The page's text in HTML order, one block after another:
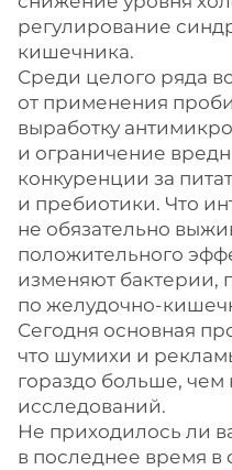
регулирование
кишечника.
Среди целого ряда
от применения
выработку
и ограничение
конкуренции за
и пребиотики. Что
не обязательно
положительного
изменяют бактерии,
по желудочно-
Сегодня основная
что шумихи и
гораздо больше,
исследований.
Не приходилось ли
в последнее время в